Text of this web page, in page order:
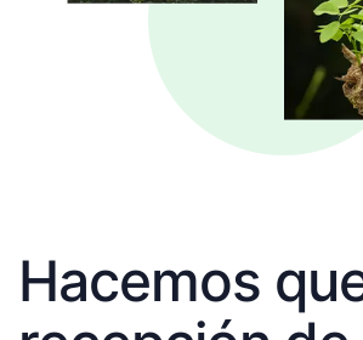
Hacemos